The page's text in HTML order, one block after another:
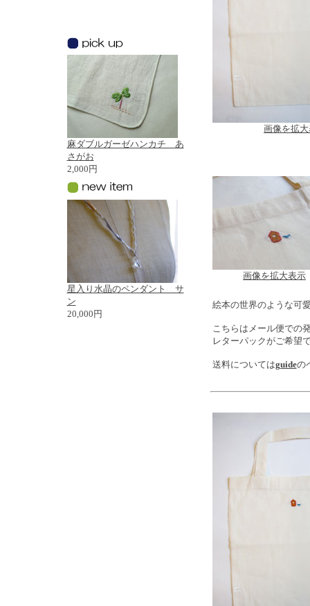
麻ダブルガーゼハンカチ あ
さがお
2,000円
星入り水晶のペンダント サ
ン
20,000円
画像を拡
画像を拡大表示
絵本の世界のような可
こちらはメール便での
レターパックがご希望
送料についてはguideの